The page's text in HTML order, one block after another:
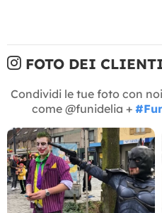
FOTO DEI
Condividi le tue foto con
come @funidelia +